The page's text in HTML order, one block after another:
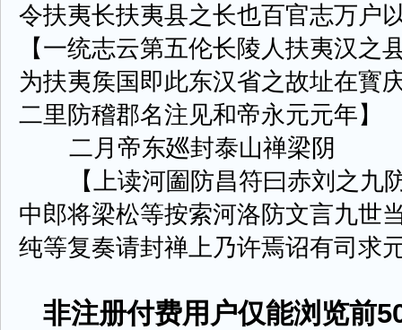
令扶夷长扶夷县之长也百官志万户
【一统志云第五伦长陵人扶夷汉之
为扶夷矦国即此东汉省之故址在寳
二里防稽郡名注见和帝永元元年】
二月帝东廵封泰山禅梁阴
【上读河圗防昌符曰赤刘之九
中郎将梁松等按索河洛防文言九世
纯等复奏请封禅上乃许焉诏有司求
非注册付费用户仅能浏览前